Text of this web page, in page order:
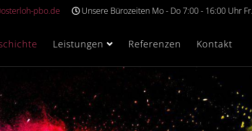
pbo.de Unsere Bürozeiten Mo - Do 7:00 - 16:00 Uhr
Leistungen Referenzen Kontakt